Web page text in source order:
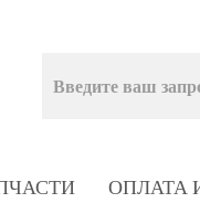
ОПЛАТА